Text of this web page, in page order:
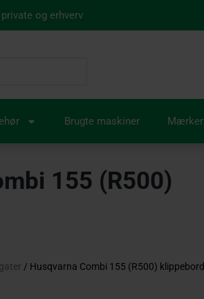
og erhverv
Brugte maskiner Mærker
155 (R500)
/ Husqvarna Combi 155 (R500) klippebord